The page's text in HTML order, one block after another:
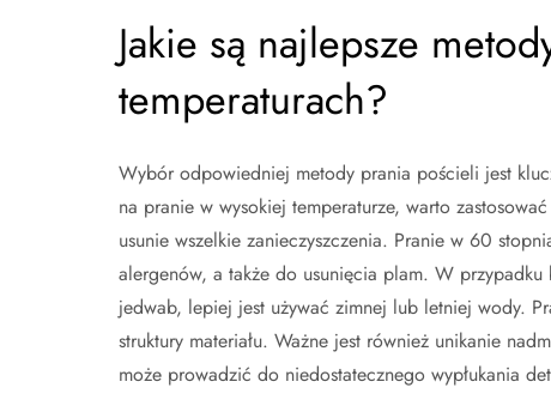
Jakie są najlepsze
temperaturach?
Wybór odpowiedniej metody prania pościeli jest
na pranie w wysokiej temperaturze, warto
usunie wszelkie zanieczyszczenia. Pranie w 60
alergenów, a także do usunięcia plam. W
jedwab, lepiej jest używać zimnej lub letniej wody.
struktury materiału. Ważne jest również unikanie
może prowadzić do niedostatecznego wypłukania